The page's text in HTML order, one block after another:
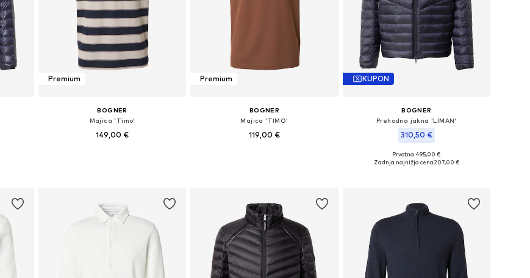
Premium
BOGNER
Majica 'Timo'
149,00 €
Premium
BOGNER
Majica 'TIMO'
119,00 €
KUPON
BOGNER
Prehodna jakna 'LIMAN'
310,50 €
Razpoložljive velikosti: S, XL
Prvotno: 495,00 €
Zadnja najnižja cena207,00 €